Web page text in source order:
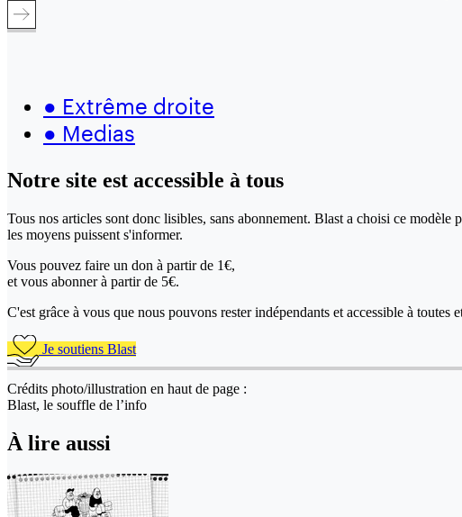
● Extrême droite
● Medias
Notre site est accessible à tous
Tous nos articles sont donc lisibles, sans abonnement. Blast a choisi ce modèle
les moyens puissent s'informer.
Vous pouvez faire un don à partir de 1€,
et vous abonner à partir de 5€.
C'est grâce à vous que nous pouvons rester indépendants et accessible à toutes
Je soutiens Blast
Crédits photo/illustration en haut de page :
Blast, le souffle de l’info
À lire aussi